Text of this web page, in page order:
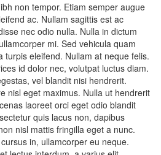
non tempor. Etiam semper augue
ac. Nullam sagittis est ac
nec odio nulla. Nulla in dictum
mi. Sed vehicula quam
turpis eleifend. Nullam at neque felis.
id dolor nec, volutpat luctus diam.
vel blandit nisi hendrerit.
nisl eget maximus. Nulla ut hendrerit
laoreet orci eget odio blandit
quis lacus non, dapibus
nisl mattis fringilla eget a nunc.
in, ullamcorper eu neque.